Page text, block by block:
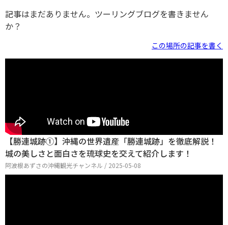
記事はまだありません。ツーリングブログを書きません
か？
この場所の記事を書く
【勝連城跡①】沖縄の世界遺産「勝連城跡」を徹底解説！
城の美しさと面白さを琉球史を交えて紹介します！
阿波根あずさの沖縄観光チャンネル / 2025-05-08